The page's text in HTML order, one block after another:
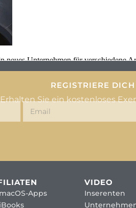
Unternehmen für verschiedene
REGISTRIERE
Erhalten Sie ein kostenloses
macOS-Apps
iBooks
VIDEO
Inserenten